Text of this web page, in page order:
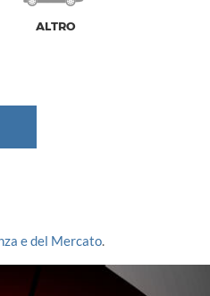
ALTRO
e del Mercato.